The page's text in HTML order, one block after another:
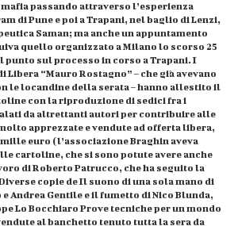
passando attraverso l’esperienza
di Pune e poi a Trapani, nel baglio di Lenzi,
Saman; ma anche un appuntamento
quello organizzato a Milano lo scorso 25
punto sul processo in corso a Trapani. I
Libera “Mauro Rostagno” – che già avevano
le locandine della serata – hanno allestito il
con la riproduzione di sedici fra i
da altrettanti autori per contribuire alle
apprezzate e vendute ad offerta libera,
euro (l’associazione Braghin aveva
cartoline, che si sono potute avere anche
di Roberto Patrucco, che ha seguito la
copie de Il suono di una sola mano di
Andrea Gentile e il fumetto di Nico Blunda,
Lo Bocchiaro Prove tecniche per un mondo
al banchetto tenuto tutta la sera da